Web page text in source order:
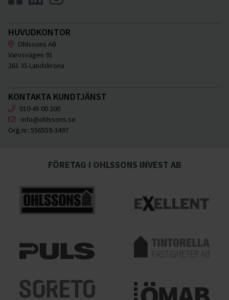
HUVUDKONTOR
Ohlssons AB
Varvsvägen 91
261 35 Landskrona
KONTAKTA KUNDTJÄNST
010-45 00 200
info@ohlssons.se
Org.nr: 556559-3497
FÖRETAG I OHLSSONS INVEST AB